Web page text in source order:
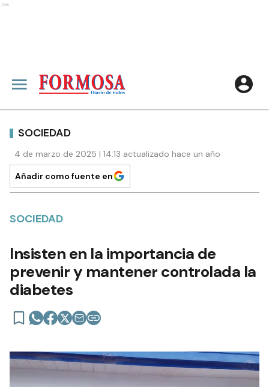
Ads
SOCIEDAD
4 de marzo de 2025 | 14:13 actualizado hace un año
Añadir como fuente en
SOCIEDAD
Insisten en la importancia de
prevenir y mantener controlada la
diabetes